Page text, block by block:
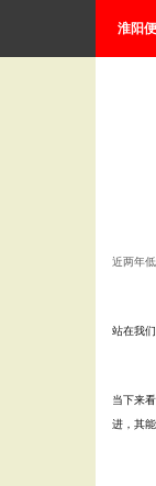
淮阳
近两年
站在我
当下来
进，其